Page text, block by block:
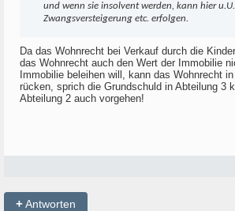
und wenn sie insolvent werden, kann hier
Zwangsversteigerung etc. erfolgen.
Da das Wohnrecht bei Verkauf durch die
das Wohnrecht auch den Wert der Immobilie
Immobilie beleihen will, kann das Wohnrecht
rücken, sprich die Grundschuld in Abteilung 3
Abteilung 2 auch vorgehen!
+Antworten